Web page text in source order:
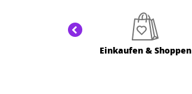
Einkaufen & Shoppen